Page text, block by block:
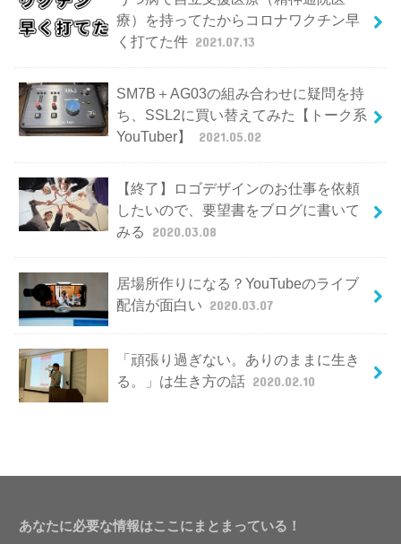
療）を持ってたからコロナワクチン早
く打てた件 2021.07.13
SM7B＋AG03の組み合わせに疑問を持
ち、SSL2に買い替えてみた【トーク系
YouTuber】
2021.05.02
【終了】ロゴデザインのお仕事を依頼
したいので、要望書をブログに書いて
みる
2020.03.08
居場所作りになる？YouTubeのライブ
配信が面白い 2020.03.07
「頑張り過ぎない。ありのままに生き
る。」は生き方の話 2020.02.10
あなたに必要な情報はここにまとまっている！